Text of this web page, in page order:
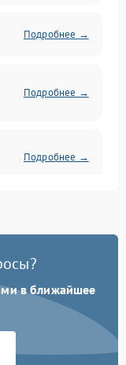
Подробнее →
Подробнее →
Подробнее →
в ближайшее